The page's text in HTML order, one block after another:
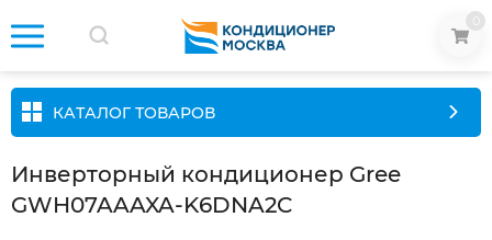
КАТАЛОГ ТОВАРОВ
Инверторный кондиционер Gree
GWH07AAAXA-K6DNA2C